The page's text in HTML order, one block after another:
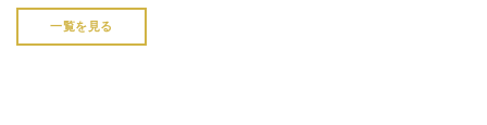
一覧を見る